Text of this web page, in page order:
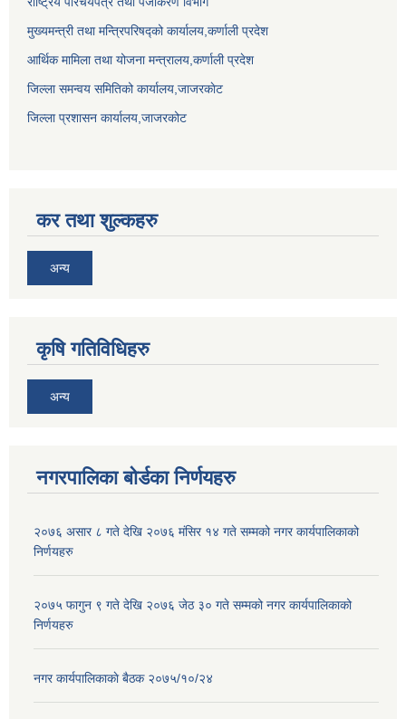
मुख्यमन्त्री तथा मन्त्रिपरिषद्को कार्यालय,कर्णाली प्रदेश
आर्थिक मामिला तथा योजना मन्त्रालय,कर्णाली प्रदेश
जिल्ला समन्वय समितिको कार्यालय,जाजरकाेट
जिल्ला प्रशासन कार्यालय,जाजरकोट
कर तथा शुल्कहरु
अन्य
कृषि गतिविधिहरु
अन्य
नगरपालिका बोर्डका निर्णयहरु
२०७६ असार ८ गते देखि २०७६ मंसिर १४ गते सम्मको नगर कार्यपालिकाको
निर्णयहरु
२०७५ फागुन ९ गते देखि २०७६ जेठ ३० गते सम्मको नगर कार्यपालिकाको
निर्णयहरु
नगर कार्यपालिकाकाे बैठक २०७५/१०/२४